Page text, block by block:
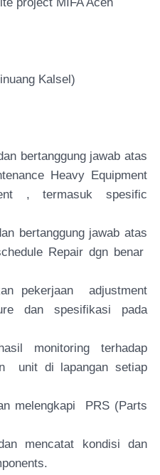
Kalsel)
bertanggung jawab atas
Heavy Equipment
, termasuk spesific
bertanggung jawab atas
Repair dgn benar
pekerjaan adjustment
dan spesifikasi pada
monitoring terhadap
unit di lapangan setiap
melengkapi PRS (Parts
mencatat kondisi dan